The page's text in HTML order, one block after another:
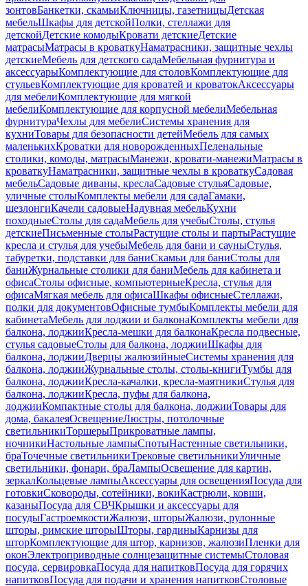
зонтовБанкетки, скамьиКлючницы, газетницыДетская
мебельШкафы для детскойПолки, стеллажи для
детскойДетские комодыКровати детскиеДетские
матрасыМатрасы в кроваткуНаматрасники, защитные чехлы
детскиеМебель для детского садаМебельная фурнитура и
аксессуарыКомплектующие для столовКомплектующие для
стульевКомплектующие для кроватей и кроватокАксессуары
для мебелиКомплектующие для мягкой
мебелиКомплектующие для корпусной мебелиМебельная
фурнитураЧехлы для мебелиСистемы хранения для
кухниТовары для безопасности детейМебель для самых
маленькихКроватки для новорожденныхПеленальные
столики, комоды, матрасыМанежи, кровати-манежиМатрасы в
кроваткуНаматрасники, защитные чехлы в кроваткуСадовая
мебельСадовые диваны, креслаСадовые стульяСадовые,
уличные столыКомплекты мебели для садаГамаки,
шезлонгиКачели садовыеНадувная мебельКухни
походныеСтолы для садаМебель для учебыСтолы, стулья
детскиеПисьменные столыРастущие столы и партыРастущие
кресла и стулья для учебыМебель для бани и сауныСтулья,
табуретки, подставки для баниСкамьи для баниСтолы для
баниЖурнальные столики для баниМебель для кабинета и
офисаСтолы офисные, компьютерныеКресла, стулья для
офисаМягкая мебель для офисаШкафы офисныеСтеллажи,
полки для документовОфисные тумбыКомплекты мебели для
кабинетаМебель для лоджии и балконаКомплекты мебели для
балкона, лоджииКресла-мешки для балконаКресла подвесные,
стулья садовыеСтолы для балкона, лоджииШкафы для
балкона, лоджииДверцы жалюзийныеСистемы хранения для
балкона, лоджииЖурнальные столы, столы-книгиТумбы для
балкона, лоджииКресла-качалки, кресла-маятникиСтулья для
балкона, лоджииКресла, пуфы для балкона,
лоджииКомпактные столы для балкона, лоджииТовары для
дома, бакалеяОсвещениеЛюстры, потолочные
светильникиТоршерыПрикроватные лампы,
ночникиНастольные лампыСпотыНастенные светильники,
браТочечные светильникиТрековые светильникиУличные
светильники, фонари, браЛампыОсвещение для картин,
зеркалКольцевые лампыАксессуары для освещенияПосуда для
готовкиСковороды, сотейники, вокиКастрюли, ковши,
казаныПосуда для СВЧКрышки и аксессуары для
посудыГастроемкостиЖалюзи, шторыЖалюзи, рулонные
шторы, римские шторыШторы, гардиныКарнизы для
шторКомплектующие для штор, карнизов, жалюзиПленки для
оконЭлектроприводные солнцезащитные системыСтоловая
посуда, сервировкаПосуда для напитковПосуда для горячих
напитковПосуда для подачи и хранения напитковСтоловые